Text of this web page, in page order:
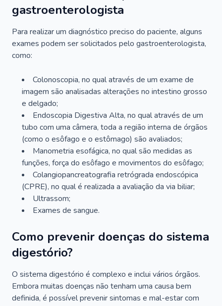
gastroenterologista
Para realizar um diagnóstico preciso do paciente, alguns
exames podem ser solicitados pelo gastroenterologista,
como:
Colonoscopia, no qual através de um exame de
imagem são analisadas alterações no intestino grosso
e delgado;
Endoscopia Digestiva Alta, no qual através de um
tubo com uma câmera, toda a região interna de órgãos
(como o esôfago e o estômago) são avaliados;
Manometria esofágica, no qual são medidas as
funções, força do esôfago e movimentos do esôfago;
Colangiopancreatografia retrógrada endoscópica
(CPRE), no qual é realizada a avaliação da via biliar;
Ultrassom;
Exames de sangue.
Como prevenir doenças do sistema
digestório?
O sistema digestório é complexo e inclui vários órgãos.
Embora muitas doenças não tenham uma causa bem
definida, é possível prevenir sintomas e mal-estar com